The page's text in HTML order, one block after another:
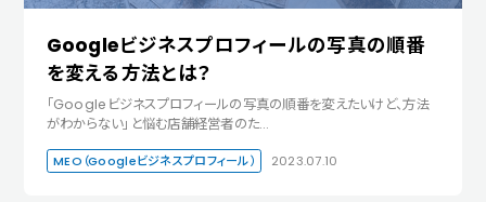
Googleビジネスプロフィールの写真の順番
を変える方法とは？
「Googleビジネスプロフィールの写真の順番を変えたいけど、方法
がわからない」と悩む店舗経営者のた…
MEO（Googleビジネスプロフィール） 2023.07.10